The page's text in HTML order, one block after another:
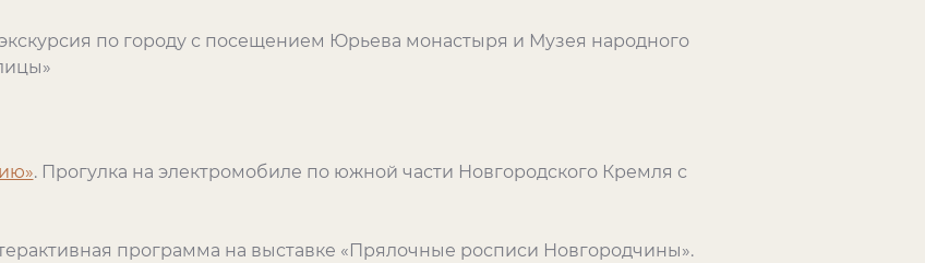
по городу с посещением Юрьева монастыря и Музея народного
. Прогулка на электромобиле по южной части Новгородского Кремля с
программа на выставке «Прялочные росписи Новгородчины».